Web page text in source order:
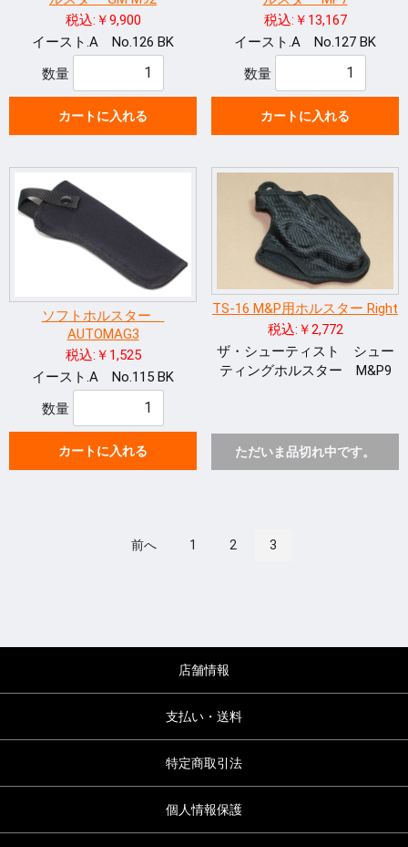
税込:￥9,900
イースト.A No.126 BK
数量
カートに入れる
税込:￥13,167
イースト.A No.127 BK
数量
カートに入れる
ソフトホルスター
AUTOMAG3
税込:￥1,525
イースト.A No.115 BK
数量
カートに入れる
TS-16 M&P用ホルスター Right
税込:￥2,772
ザ・シューティスト シュー
ティングホルスター M&P9
ただいま品切れ中です。
前へ 1 2 3
店舗情報
支払い・送料
特定商取引法
個人情報保護